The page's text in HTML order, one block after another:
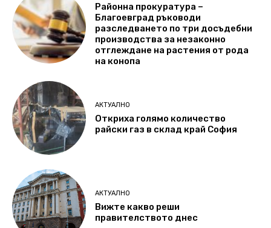
Районна прокуратура –
Благоевград ръководи
разследването по три досъдебни
производства за незаконно
отглеждане на растения от рода
на конопа
АКТУАЛНО
Откриха голямо количество
райски газ в склад край София
АКТУАЛНО
Вижте какво реши
правителството днес